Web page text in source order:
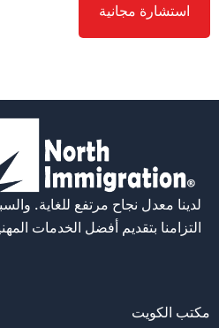
استشارة مجانية
لدينا معدل نجاح مرتفع للغاية.
التزامنا بتقديم أفضل الخدمات
مكتب الكويت